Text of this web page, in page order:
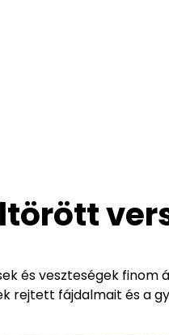
és veszteségek finom
rejtett fájdalmait és a